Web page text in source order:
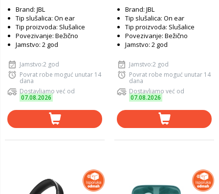
Brand: JBL
Tip slušalica: On ear
Tip proizvoda: Slušalice
Povezivanje: Bežično
Jamstvo: 2 god
Jamstvo:2 god
Povrat robe moguć unutar 14
dana
Dostavljamo već od
07.08.2026
Brand: JBL
Tip slušalica: On ear
Tip proizvoda: Slušalice
Povezivanje: Bežično
Jamstvo: 2 god
Jamstvo:2 god
Povrat robe moguć unutar 14
dana
Dostavljamo već od
07.08.2026